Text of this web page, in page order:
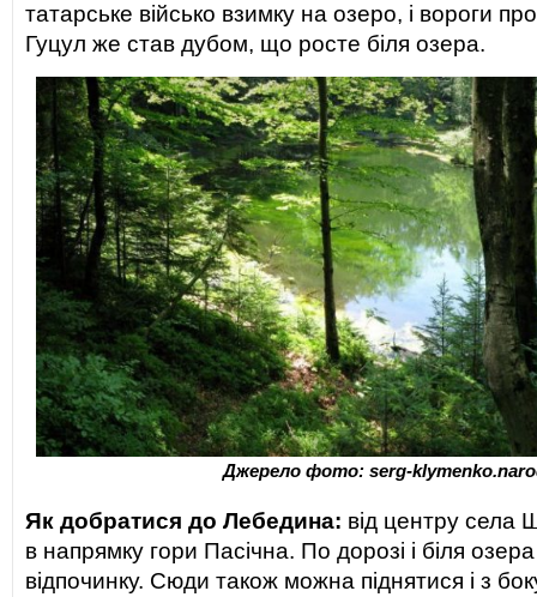
татарське військо взимку на озеро, і вороги
Гуцул же став дубом, що росте біля озера.
Джерело фото: serg-
Як добратися до Лебедина: від центру села
в напрямку гори Пасічна. По дорозі і біля
відпочинку. Сюди також можна піднятися і з